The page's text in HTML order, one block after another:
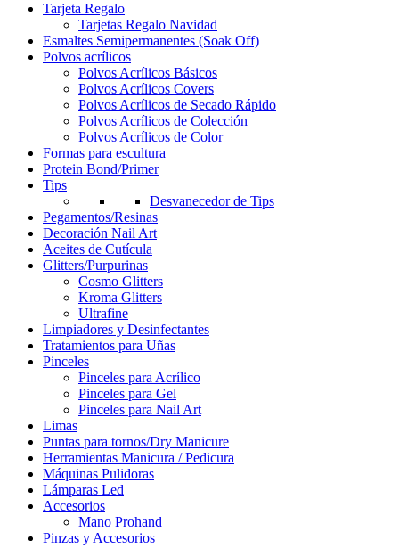
Tarjeta Regalo
Tarjetas Regalo Navidad
Esmaltes Semipermanentes (Soak Off)
Polvos acrílicos
Polvos Acrílicos Básicos
Polvos Acrílicos Covers
Polvos Acrílicos de Secado Rápido
Polvos Acrílicos de Colección
Polvos Acrílicos de Color
Formas para escultura
Protein Bond/Primer
Tips
Desvanecedor de Tips
Pegamentos/Resinas
Decoración Nail Art
Aceites de Cutícula
Glitters/Purpurinas
Cosmo Glitters
Kroma Glitters
Ultrafine
Limpiadores y Desinfectantes
Tratamientos para Uñas
Pinceles
Pinceles para Acrílico
Pinceles para Gel
Pinceles para Nail Art
Limas
Puntas para tornos/Dry Manicure
Herramientas Manicura / Pedicura
Máquinas Pulidoras
Lámparas Led
Accesorios
Mano Prohand
Pinzas y Accesorios